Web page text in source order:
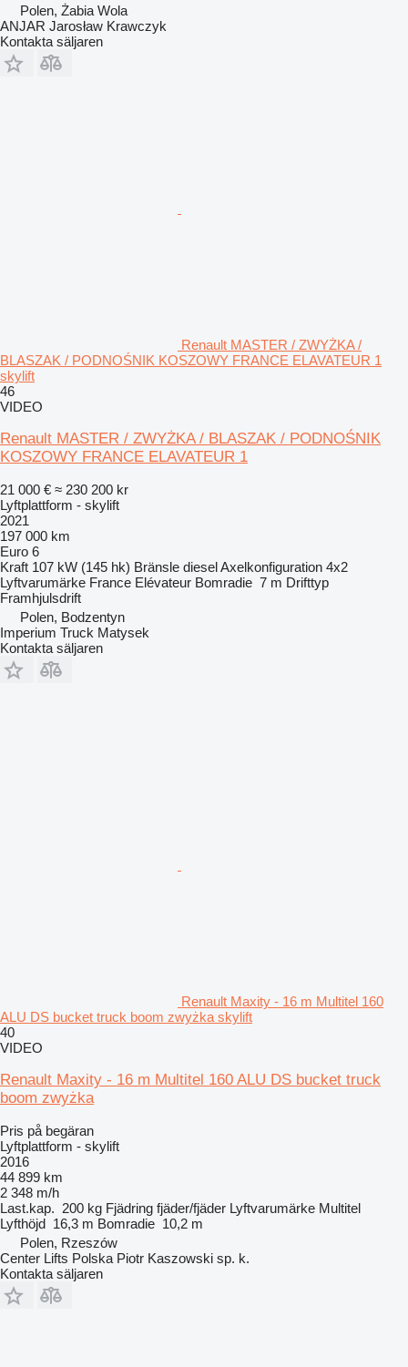
Polen, Żabia Wola
ANJAR Jarosław Krawczyk
Kontakta säljaren
Renault MASTER / ZWYŻKA /
BLASZAK / PODNOŚNIK KOSZOWY FRANCE ELAVATEUR 1
skylift
46
VIDEO
Renault MASTER / ZWYŻKA / BLASZAK / PODNOŚNIK
KOSZOWY FRANCE ELAVATEUR 1
21 000 € ≈ 230 200 kr
Lyftplattform - skylift
2021
197 000 km
Euro 6
Kraft 107 kW (145 hk) Bränsle dieselAxelkonfiguration 4x2
Lyftvarumärke France Elévateur Bomradie 7 m Drifttyp
Framhjulsdrift
Polen, Bodzentyn
Imperium Truck Matysek
Kontakta säljaren
Renault Maxity - 16 m Multitel 160
ALU DS bucket truck boom zwyżka skylift
40
VIDEO
Renault Maxity - 16 m Multitel 160 ALU DS bucket truck
boom zwyżka
Pris på begäran
Lyftplattform - skylift
2016
44 899 km
2 348 m/h
Last.kap. 200 kg Fjädring fjäder/fjäder Lyftvarumärke Multitel
Lyfthöjd 16,3 m Bomradie 10,2 m
Polen, Rzeszów
Center Lifts Polska Piotr Kaszowski sp. k.
Kontakta säljaren